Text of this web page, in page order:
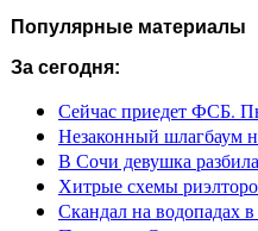
Популярные материалы
За сегодня:
Сейчас приедет ФСБ.
Незаконный шлагбаум
В Сочи девушка
Хитрые схемы
Скандал на водопадах